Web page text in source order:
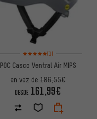
1 reseñas
Valoración media: 5 de 5
(1)
POC Casco Ventral Air MIPS
en vez de 186,55€
DESDE 161,99€